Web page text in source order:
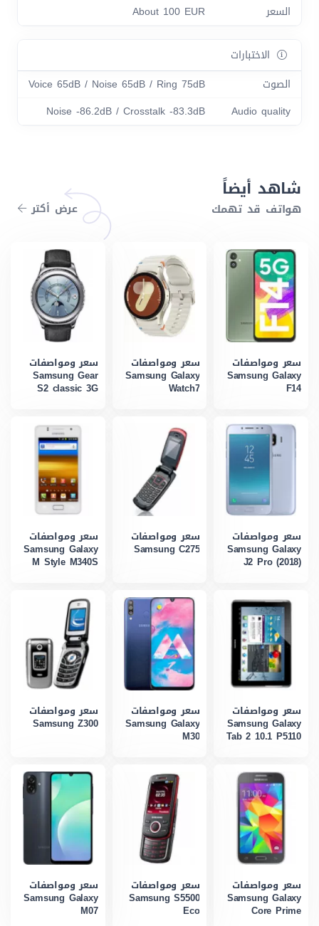
السعر
About 100 EUR
الاختبارات
الصوت
Voice 65dB / Noise 65dB / Ring 75dB
Audio quality
Noise -86.2dB / Crosstalk -83.3dB
شاهد أيضاً
هواتف قد تهمك عرض أكتر
سعر ومواصفات
Samsung Galaxy
F14
سعر ومواصفات
Samsung Galaxy
Watch7
سعر ومواصفات
Samsung Gear
S2 classic 3G
سعر ومواصفات
Samsung Galaxy
J2 Pro (2018)
سعر ومواصفات
Samsung C275
سعر ومواصفات
Samsung Galaxy
M Style M340S
سعر ومواصفات
Samsung Galaxy
Tab 2 10.1 P5110
سعر ومواصفات
Samsung Galaxy
M30
سعر ومواصفات
Samsung Z300
سعر ومواصفات
Samsung Galaxy
Core Prime
سعر ومواصفات
Samsung S5500
Eco
سعر ومواصفات
Samsung Galaxy
M07